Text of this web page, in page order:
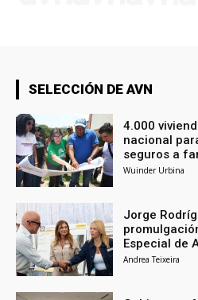
SELECCIÓN DE AVN
4.000
nacional
seguros a
Wuinder Urbina
Jorge
Especial de
Andrea Teixeira